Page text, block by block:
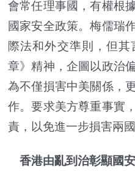
會常任理事國，有權根
國家安全政策。梅儒瑞
際法和外交準則，但
章》精神，企圖以政治
為不僅損害中美關係，
作。要求美方尊重事實
責，以免進一步損害兩國
香港由亂到治彰顯國